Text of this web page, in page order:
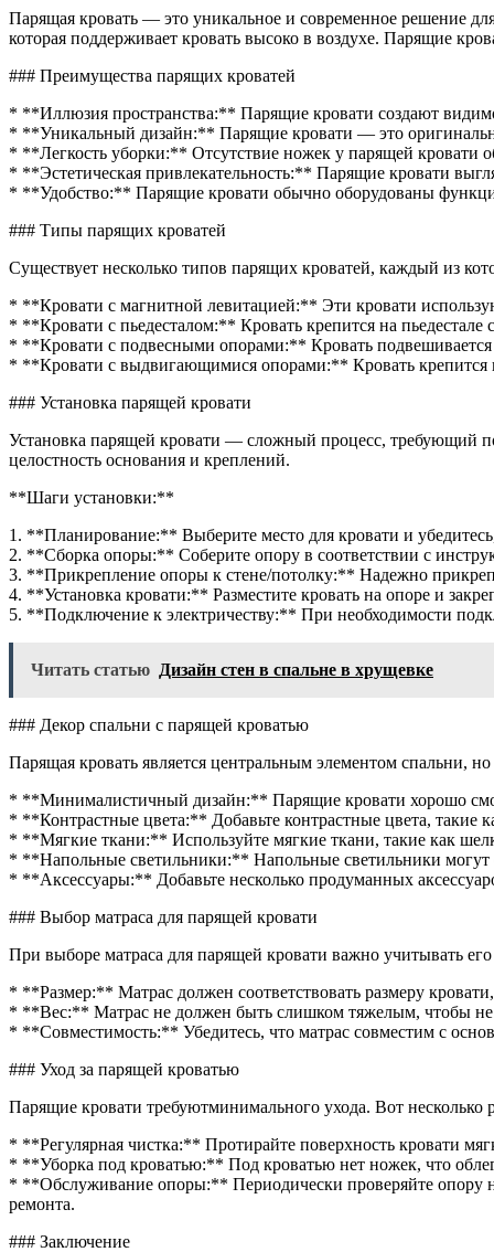
Парящая кровать — это уникальное и современное решение
которая поддерживает кровать высоко в воздухе. Парящие
### Преимущества парящих кроватей
* **Иллюзия пространства:** Парящие кровати создают
* **Уникальный дизайн:** Парящие кровати — это
* **Легкость уборки:** Отсутствие ножек у парящей кровати
* **Эстетическая привлекательность:** Парящие кровати
* **Удобство:** Парящие кровати обычно оборудованы
### Типы парящих кроватей
Существует несколько типов парящих кроватей, каждый из
* **Кровати с магнитной левитацией:** Эти кровати
* **Кровати с пьедесталом:** Кровать крепится на
* **Кровати с подвесными опорами:** Кровать
* **Кровати с выдвигающимися опорами:** Кровать крепится
### Установка парящей кровати
Установка парящей кровати — сложный процесс, требующий
целостность основания и креплений.
**Шаги установки:**
1. **Планирование:** Выберите место для кровати и
2. **Сборка опоры:** Соберите опору в соответствии с
3. **Прикрепление опоры к стене/потолку:** Надежно
4. **Установка кровати:** Разместите кровать на опоре и
5. **Подключение к электричеству:** При необходимости
Читать статью Дизайн стен в спальне в хрущевке
### Декор спальни с парящей кроватью
Парящая кровать является центральным элементом спальни,
* **Минималистичный дизайн:** Парящие кровати хорошо
* **Контрастные цвета:** Добавьте контрастные цвета,
* **Мягкие ткани:** Используйте мягкие ткани, такие как
* **Напольные светильники:** Напольные светильники могут
* **Аксессуары:** Добавьте несколько продуманных
### Выбор матраса для парящей кровати
При выборе матраса для парящей кровати важно учитывать
* **Размер:** Матрас должен соответствовать размеру
* **Вес:** Матрас не должен быть слишком тяжелым, чтобы не
* **Совместимость:** Убедитесь, что матрас совместим с
### Уход за парящей кроватью
Парящие кровати требуютминимального ухода. Вот несколько
* **Регулярная чистка:** Протирайте поверхность кровати
* **Уборка под кроватью:** Под кроватью нет ножек, что
* **Обслуживание опоры:** Периодически проверяйте опору
ремонта.
### Заключение